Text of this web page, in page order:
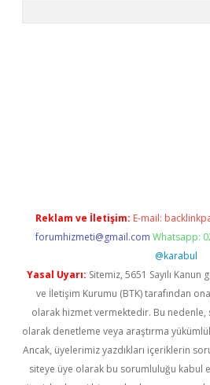
Reklam ve İletişim: E-mail:
forumhizmeti@gmail.com Whatsapp:
@karabul
Yasal Uyarı: Sitemiz, 5651 Sayılı
ve İletişim Kurumu (BTK) tarafından
olarak hizmet vermektedir. Bu
olarak denetleme veya araştırma
Ancak, üyelerimiz yazdıkları içeriklerin
siteye üye olarak bu sorumluluğu kabul